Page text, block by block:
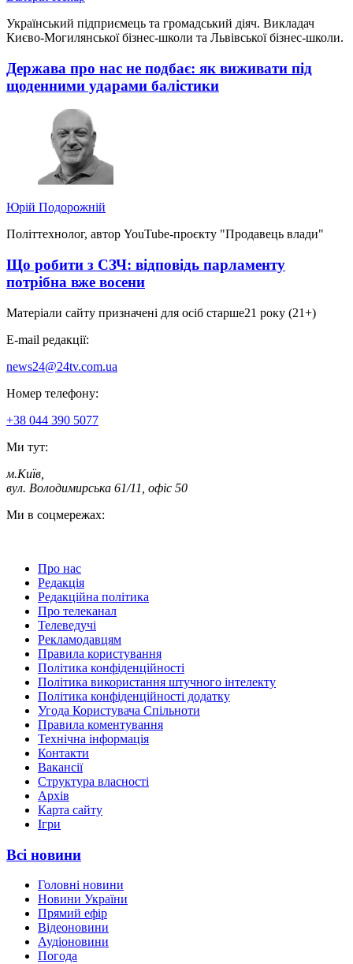
Український підприємець та громадський діяч. Викладач
Києво-Могилянської бізнес-школи та Львівської бізнес-школи.
Держава про нас не подбає: як виживати під
щоденними ударами балістики
Юрій Подорожній
Політтехнолог, автор YouTube-проєкту "Продавець влади"
Що робити з СЗЧ: відповідь парламенту
потрібна вже восени
Матеріали сайту призначені для осіб старше21 року (21+)
E-mail редакції:
news24@24tv.com.ua
Номер телефону:
+38 044 390 5077
Ми тут:
м.Київ
вул. Володимирська 61/11, офіс 50
Ми в соцмережах:
Про нас
Редакція
Редакційна політика
Про телеканал
Телеведучі
Рекламодавцям
Правила користування
Політика конфіденційності
Політика використання штучного інтелекту
Політика конфіденційності додатку
Угода Користувача Спільноти
Правила коментування
Технічна інформація
Контакти
Вакансії
Структура власності
Архів
Карта сайту
Ігри
Всі новини
Головні новини
Новини України
Прямий ефір
Відеоновини
Аудіоновини
Погода